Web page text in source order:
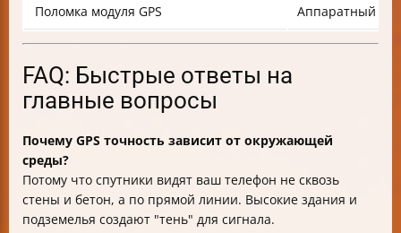
Поломка модуля GPS Аппаратный
FAQ: Быстрые ответы на
главные вопросы
Почему GPS точность зависит от окружающей
среды?
Потому что спутники видят ваш телефон не сквозь
стены и бетон, а по прямой линии. Высокие здания и
подземелья создают "тень" для сигнала.